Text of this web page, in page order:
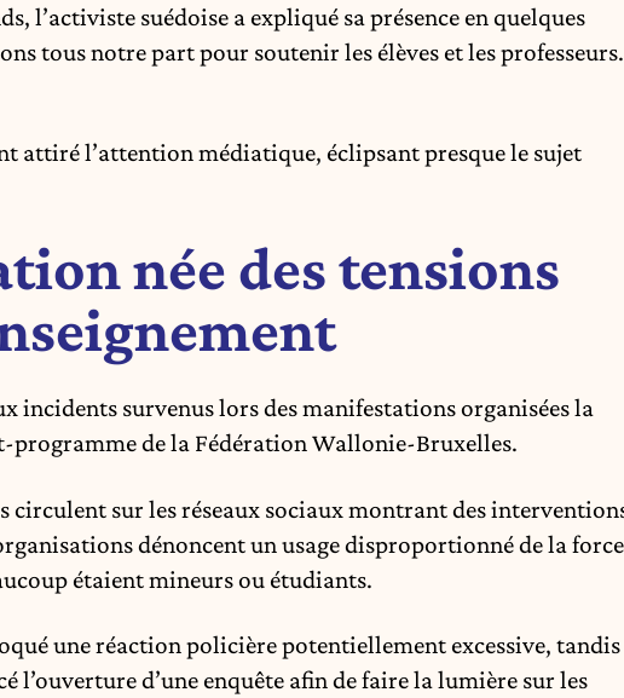
l’activiste suédoise a expliqué sa présence en quelques
tous notre part pour soutenir les élèves et les professeurs.
attiré l’attention médiatique, éclipsant presque le sujet
née des tensions
incidents survenus lors des manifestations organisées la
programme de la Fédération Wallonie-Bruxelles.
circulent sur les réseaux sociaux montrant des
dénoncent un usage disproportionné de la force
étaient mineurs ou étudiants.
une réaction policière potentiellement excessive, tandis
l’ouverture d’une enquête afin de faire la lumière sur les